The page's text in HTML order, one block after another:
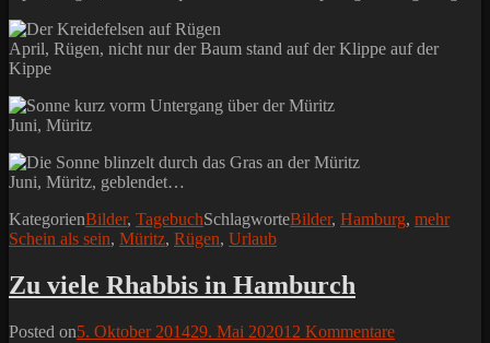
April, Rügen, nicht nur der Baum stand auf der Klippe auf der
Kippe
Juni, Müritz
Juni, Müritz, geblendet…
KategorienBilder, TagebuchSchlagworteBilder, Hamburg, mehr
Schein als sein, Müritz, Rügen, Urlaub
Zu viele Rhabbis in Hamburch
Posted on5. Oktober 201429. Mai 202012 Kommentare